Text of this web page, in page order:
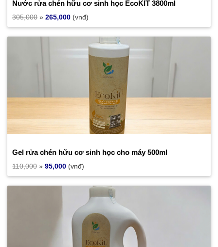
Nước rửa chén hữu cơ sinh học EcoKIT 3800ml
305,000 » 265,000 (vnđ)
Gel rửa chén hữu cơ sinh học cho máy 500ml
110,000 » 95,000 (vnđ)